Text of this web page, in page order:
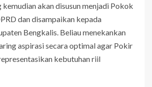
akan disusun menjadi Pokok
dan disampaikan kepada
Bengkalis. Beliau menekankan
aspirasi secara optimal agar Pokir
kebutuhan riil